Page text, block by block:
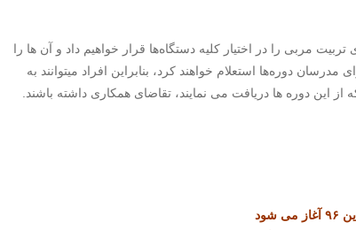
مربی را در اختیار کلیه‌ دستگاه‌ها قرار خواهیم داد و آن ها را
دوره‌ها استعلام خواهند کرد، بنابراین افراد میتوانند به
از این دوره ها دریافت می نمایند، تقاضای همکاری داشته باشند.